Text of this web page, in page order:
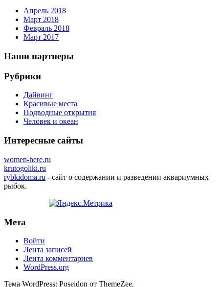
Апрель 2018
Март 2018
Февраль 2018
Март 2017
Наши партнеры
Рубрики
Дайвинг
Красивые места
Подводные открытия
Человек и океан
Интересные сайты
women-here.ru
krutogoliki.ru
rybkidoma.ru - сайт о содержании и разведении аквариумных
рыбок.
Мета
Войти
Лента записей
Лента комментариев
WordPress.org
Тема WordPress: Poseidon от ThemeZee.